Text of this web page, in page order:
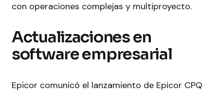
con operaciones complejas y multiproyecto.
Actualizaciones en
software empresarial
Epicor comunicó el lanzamiento de Epicor CPQ